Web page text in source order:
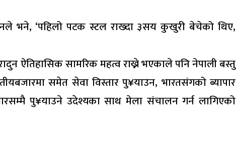
भने, ‘पहिलो पटक स्टल राख्दा ३सय कुखुरी बेचेको थिए,
ऐतिहासिक सामरिक महत्व राख्ने भएकाले पनि नेपाली बस्तु
समेत सेवा विस्तार पु¥याउन, भारतसंगको ब्यापार
पु¥याउने उदेश्यका साथ मेला संचालन गर्न लागिएको